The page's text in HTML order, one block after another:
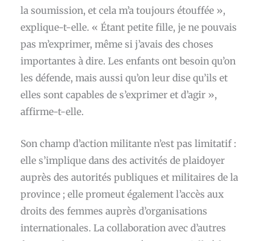
la soumission, et cela m’a toujours étouffée »,
explique-t-elle. « Étant petite fille, je ne pouvais
pas m’exprimer, même si j’avais des choses
importantes à dire. Les enfants ont besoin qu’on
les défende, mais aussi qu’on leur dise qu’ils et
elles sont capables de s’exprimer et d’agir »,
affirme-t-elle.
Son champ d’action militante n’est pas limitatif :
elle s’implique dans des activités de plaidoyer
auprès des autorités publiques et militaires de la
province ; elle promeut également l’accès aux
droits des femmes auprès d’organisations
internationales. La collaboration avec d’autres